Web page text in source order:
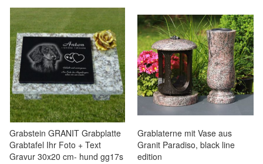
Grabstein GRANIT Grabplatte
Grabtafel Ihr Foto + Text
Gravur 30x20 cm- hund gg17s
Grablaterne mit Vase aus
Granit Paradiso, black line
edition